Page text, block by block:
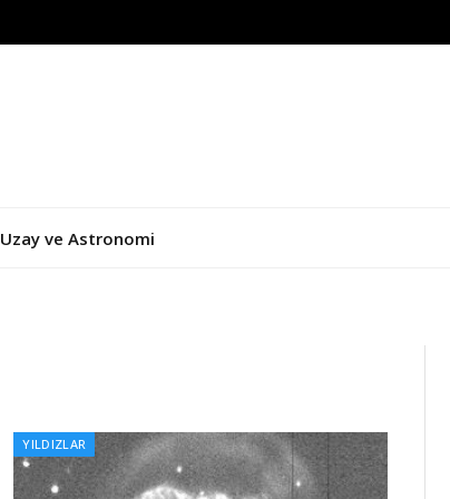
Uzay ve Astronomi
YILDIZLAR